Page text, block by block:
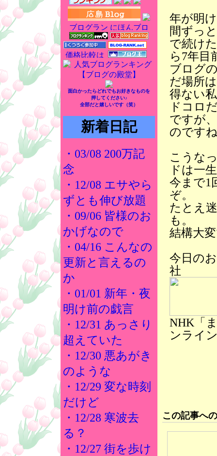
面白かったらどれでもお好きなものを
押してください♪
全部だと嬉しいです（笑）
新着日記
・03/08 200万記
念
・12/08 エサやら
ずとも伸び放題
・09/06 皆様のお
かげなので
・04/16 こんなの
更新と言えるの
か
・01/01 新年・夜
明け前の戯言
・12/31 あっさり
超えていた
・12/30 悪あがき
のような
・12/29 変な時刻
だけど
・12/28 寒波去
る？
・12/27 街を歩け
年が明
間ずっ
で続け
ら7年目
ブログ
だ場所
得ない
ドコロ
ですが
のです
こうな
ドは一
今まで1
ぞ。
たとえ
も。
結構大
今日の
社
NHK「
ンライ
この記事へ